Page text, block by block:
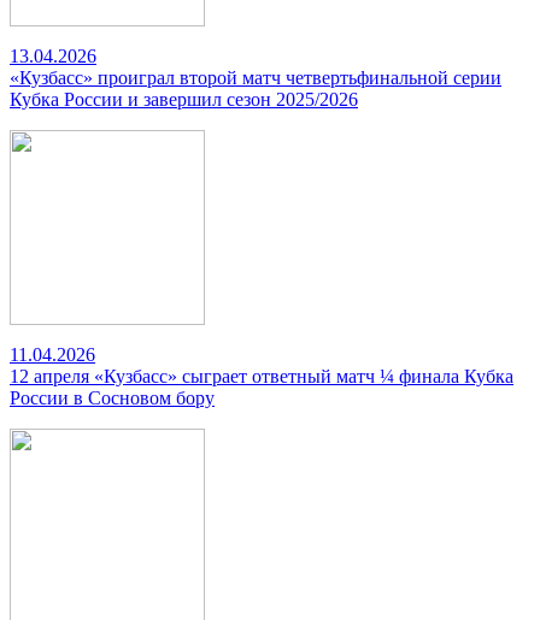
13.04.2026
«Кузбасс» проиграл второй матч четвертьфинальной серии
Кубка России и завершил сезон 2025/2026
11.04.2026
12 апреля «Кузбасс» сыграет ответный матч ¼ финала Кубка
России в Сосновом бору